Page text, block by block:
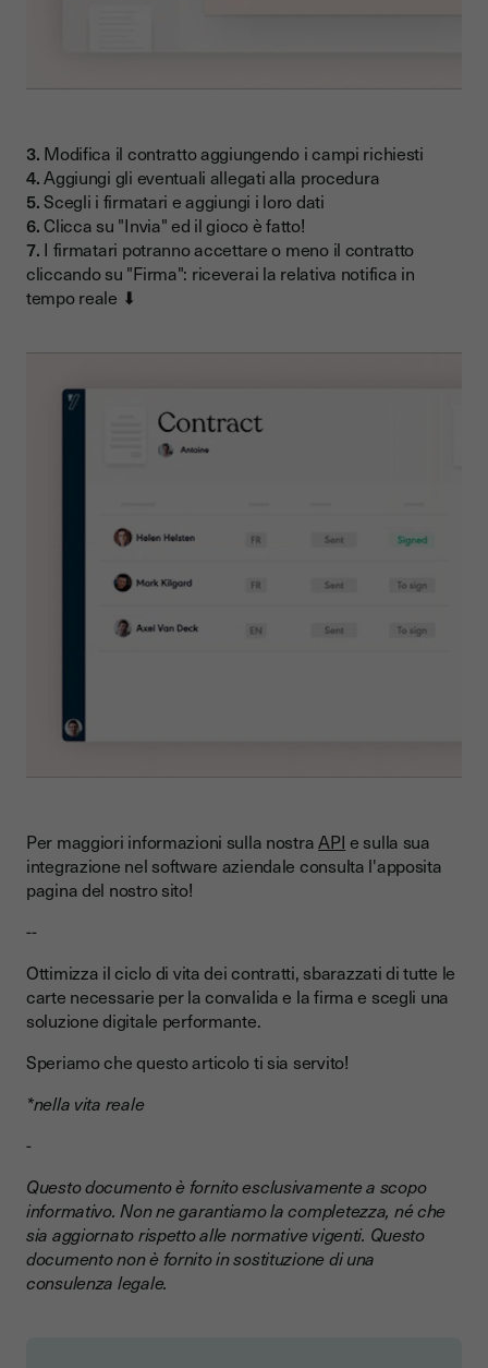
3. Modifica il contratto aggiungendo i campi richiesti
4.Aggiungi gli eventuali allegati alla procedura
5.Scegli i firmatari e aggiungi i loro dati
6. Clicca su "Invia" ed il gioco è fatto!
7. I firmatari potranno accettare o meno il contratto
cliccando su "Firma": riceverai la relativa notifica in
tempo reale ⬇
Per maggiori informazioni sulla nostraAPI e sulla sua
integrazione nel software aziendale consulta l'apposita
pagina del nostro sito!
--
Ottimizza il ciclo di vita dei contratti, sbarazzati di tutte le
carte necessarie per la convalida e la firma e scegli una
soluzione digitale performante.
Speriamo che questo articolo ti sia servito!
*nella vita reale
-
Questo documento è fornito esclusivamente a scopo
informativo. Non ne garantiamo la completezza, né che
sia aggiornato rispetto alle normative vigenti. Questo
documento non è fornito in sostituzione di una
consulenza legale.